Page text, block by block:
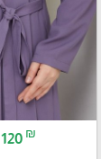
120 ₪